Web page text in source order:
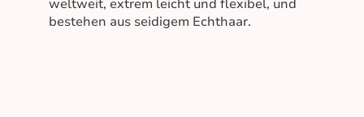
weltweit, extrem leicht und flexibel, und
bestehen aus seidigem Echthaar.